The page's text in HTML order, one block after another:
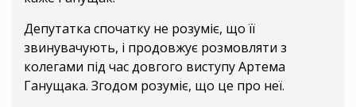
Депутатка спочатку не розуміє, що її
звинувачують, і продовжує розмовляти з
колегами під час довгого виступу Артема
Ганущака. Згодом розуміє, що це про неї.